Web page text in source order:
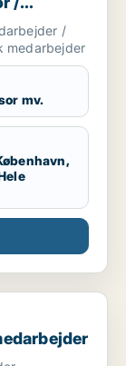
/
medarbejder
mv.